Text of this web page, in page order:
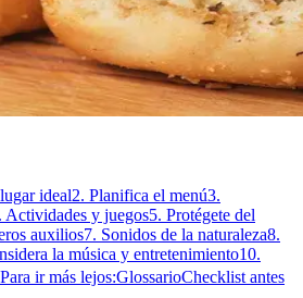
ideal2. Planifica el menú3.
Actividades y juegos5. Protégete del
auxilios7. Sonidos de la naturaleza8.
la música y entretenimiento10.
ir más lejos:GlossarioChecklist antes